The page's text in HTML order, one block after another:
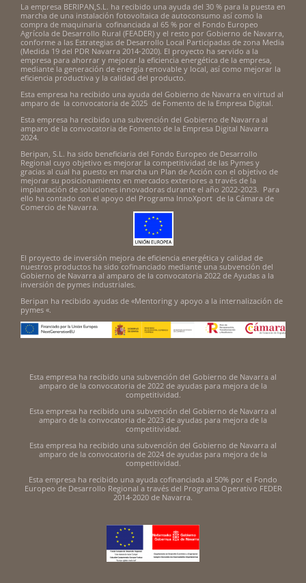
La empresa BERIPAN,S.L. ha recibido una ayuda del 30 % para la puesta en
marcha de una instalación fotovoltaica de autoconsumo así como la
compra de maquinaria cofinanciada al 65 % por el Fondo Europeo
Agrícola de Desarrollo Rural (FEADER) y el resto por Gobierno de Navarra,
conforme a las Estrategias de Desarrollo Local Participadas de zona Media
(Medida 19 del PDR Navarra 2014-2020). El proyecto ha servido a la
empresa para ahorrar y mejorar la eficiencia energética de la empresa,
mediante la generación de energía renovable y local, así como mejorar la
eficiencia productiva y la calidad del producto.
Esta empresa ha recibido una ayuda del Gobierno de Navarra en virtud al
amparo de la convocatoria de 2025 de Fomento de la Empresa Digital.
Esta empresa ha recibido una subvención del Gobierno de Navarra al
amparo de la convocatoria de Fomento de la Empresa Digital Navarra
2024.
Beripan, S.L. ha sido beneficiaria del Fondo Europeo de Desarrollo
Regional cuyo objetivo es mejorar la competitividad de las Pymes y
gracias al cual ha puesto en marcha un Plan de Acción con el objetivo de
mejorar su posicionamiento en mercados exteriores a través de la
implantación de soluciones innovadoras durante el año 2022-2023. Para
ello ha contado con el apoyo del Programa InnoXport de la Cámara de
Comercio de Navarra.
El proyecto de inversión mejora de eficiencia energética y calidad de
nuestros productos ha sido cofinanciado mediante una subvención del
Gobierno de Navarra al amparo de la convocatoria 2022 de Ayudas a la
inversión de pymes industriales.
Beripan ha recibido ayudas de «Mentoring y apoyo a la internalización de
pymes «.
Esta empresa ha recibido una subvención del Gobierno de Navarra al
amparo de la convocatoria de 2022 de ayudas para mejora de la
competitividad.
Esta empresa ha recibido una subvención del Gobierno de Navarra al
amparo de la convocatoria de 2023 de ayudas para mejora de la
competitividad.
Esta empresa ha recibido una subvención del Gobierno de Navarra al
amparo de la convocatoria de 2024 de ayudas para mejora de la
competitividad.
Esta empresa ha recibido una ayuda cofinanciada al 50% por el Fondo
Europeo de Desarrollo Regional a través del Programa Operativo FEDER
2014-2020 de Navarra.